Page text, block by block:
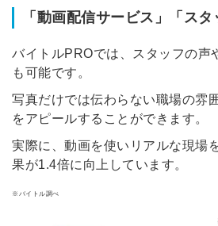
「動画配信サービス」「スタ
バイトルPROでは、スタッフの声
も可能です。
写真だけでは伝わらない職場の雰
をアピールすることができます。
実際に、動画を使いリアルな現場
果が1.4倍に向上しています。
※バイトル調べ